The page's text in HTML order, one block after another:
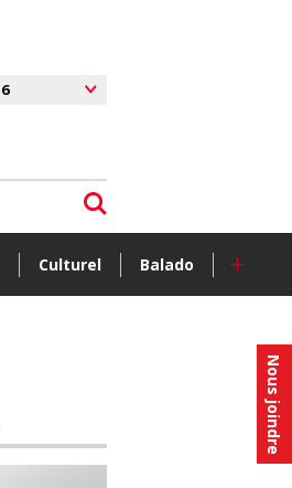
Nous joindre
Culturel Balado +